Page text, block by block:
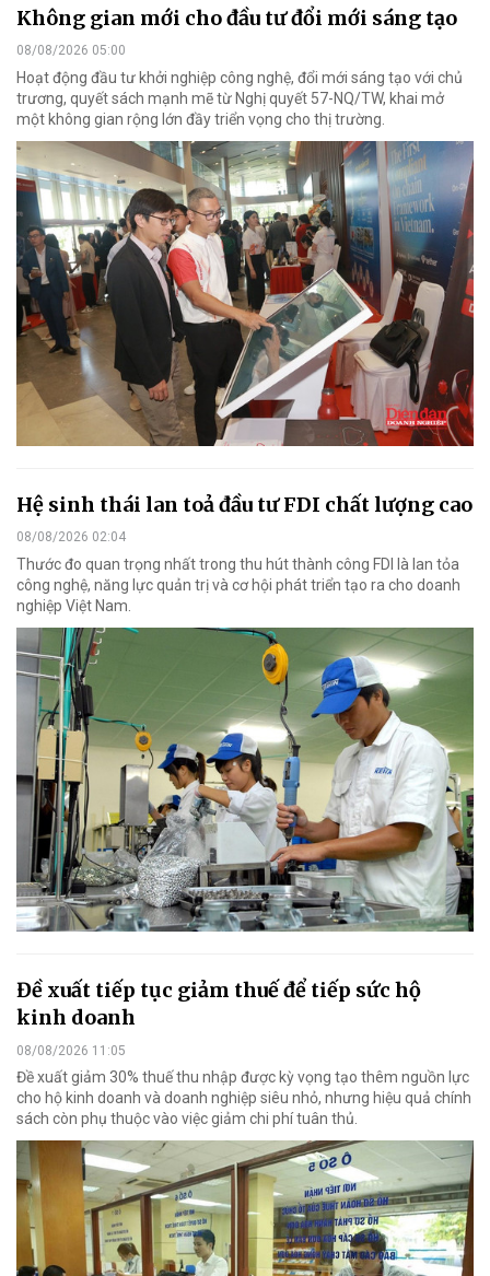
Không gian mới cho đầu tư đổi mới sáng tạo
08/08/2026 05:00
Hoạt động đầu tư khởi nghiệp công nghệ, đổi mới sáng tạo với chủ
trương, quyết sách mạnh mẽ từ Nghị quyết 57-NQ/TW, khai mở
một không gian rộng lớn đầy triển vọng cho thị trường.
Hệ sinh thái lan toả đầu tư FDI chất lượng cao
08/08/2026 02:04
Thước đo quan trọng nhất trong thu hút thành công FDI là lan tỏa
công nghệ, năng lực quản trị và cơ hội phát triển tạo ra cho doanh
nghiệp Việt Nam.
Đề xuất tiếp tục giảm thuế để tiếp sức hộ
kinh doanh
08/08/2026 11:05
Đề xuất giảm 30% thuế thu nhập được kỳ vọng tạo thêm nguồn lực
cho hộ kinh doanh và doanh nghiệp siêu nhỏ, nhưng hiệu quả chính
sách còn phụ thuộc vào việc giảm chi phí tuân thủ.